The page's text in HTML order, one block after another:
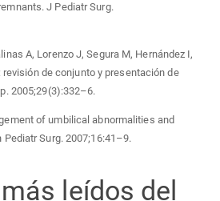
J Pediatr Surg.
A, Lorenzo J, Segura M, Hernández I,
de conjunto y presentación de
2005;29(3):332–6.
of umbilical abnormalities and
Surg. 2007;16:41–9.
leídos del